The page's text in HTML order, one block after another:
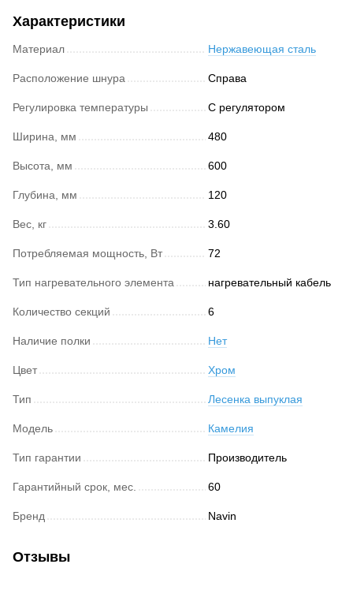
Характеристики
Материал Нержавеющая сталь
Расположение шнура Справа
Регулировка температуры С регулятором
Ширина, мм 480
Высота, мм 600
Глубина, мм 120
Вес, кг 3.60
Потребляемая мощность, Вт 72
Тип нагревательного элемента нагревательный кабель
Количество секций 6
Наличие полки Нет
Цвет Хром
Тип Лесенка выпуклая
Модель Камелия
Тип гарантии Производитель
Гарантийный срок, мес. 60
Бренд Navin
Отзывы